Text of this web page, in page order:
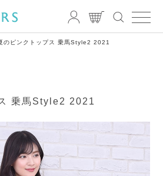
のピンクトップス 乗馬Style2 2021
乗馬Style2 2021